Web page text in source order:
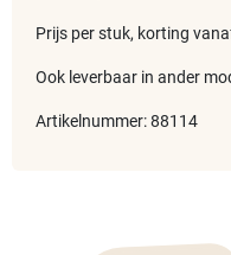
Prijs per stuk, korting
Ook leverbaar in ander
Artikelnummer: 88114